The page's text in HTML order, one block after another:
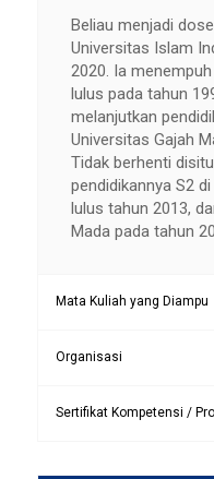
Beliau menjadi
Universitas Islam
2020. Ia
lulus pada tahun
melanjutkan
Universitas Gajah
Tidak berhenti
pendidikannya S2
lulus tahun 2013,
Mada pada tahun
Mata Kuliah yang Diampu
Organisasi
Sertifikat Kompetensi /